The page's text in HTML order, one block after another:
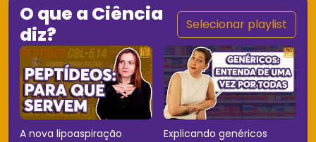
O que a Ciência
diz?
Selecionar playlist
A nova lipoaspiração
Explicando genéricos